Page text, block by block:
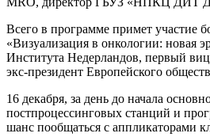
Всего в программе примет участие
«Визуализация в онкологии: новая
Института Недерландов, первый
экс-президент Европейского
16 декабря, за день до начала
постпроцессинговых станций и
шанс пообщаться с аппликаторами